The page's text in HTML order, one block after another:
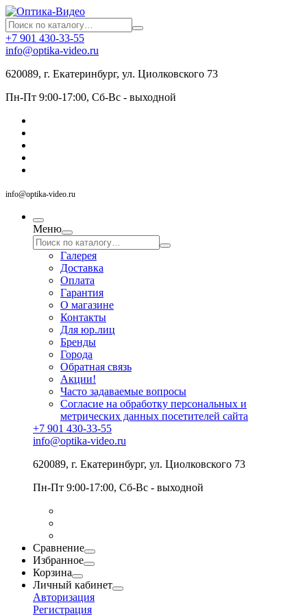
+7 901 430-33-55
info@optika-video.ru
620089, г. Екатеринбург, ул. Циолковского 73
Пн-Пт 9:00-17:00, Сб-Вс - выходной
info@optika-video.ru
Меню
Галерея
Доставка
Оплата
Гарантия
О магазине
Контакты
Для юр.лиц
Бренды
Города
Обратная связь
Акции!
Часто задаваемые вопросы
Согласие на обработку персональных и
метрических данных посетителей сайта
+7 901 430-33-55
info@optika-video.ru
620089, г. Екатеринбург, ул. Циолковского 73
Пн-Пт 9:00-17:00, Сб-Вс - выходной
Сравнение
Избранное
Корзина
Личный кабинет
Авторизация
Регистрация